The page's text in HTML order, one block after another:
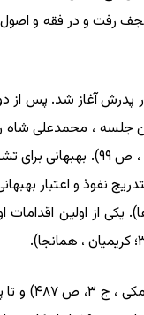
رفت و در فقه و
پدرش آغاز شد. پس
۱۳۷۰ ش ، ج ۱، ص ۴۰ـ۴۱؛
، ۱۳۶۹ـ ۱۳۷۰ ش ، همانجا؛ فرهنگ
وی در